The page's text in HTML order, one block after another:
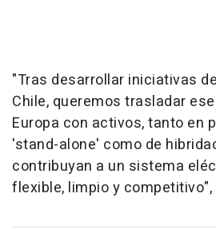
"Tras desarrollar iniciativas
Chile, queremos trasladar
Europa con activos, tanto en
'stand-alone' como de
contribuyan a un sistema
flexible, limpio y competitivo",